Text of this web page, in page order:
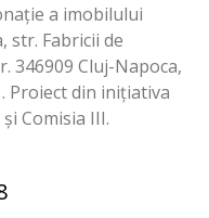
a imobilului
str. Fabricii de
346909 Cluj-Napoca,
Proiect din inițiativa
Comisia III.